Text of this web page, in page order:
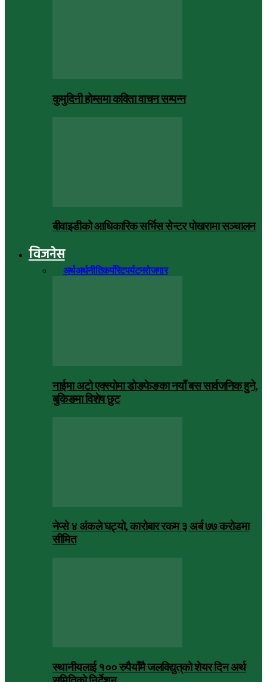
कुमुदिनी होम्समा कविता वाचन सम्पन्न
बीवाइडीको आधिकारिक सर्भिस सेन्टर पोखरामा सञ्चालन
विजनेस
अर्थअर्थनीतिकर्पोरेटपर्यटनरोजगार
नाईमा अटो एक्स्पोमा डोङफेङका नयाँ बस सार्वजनिक हुने,
बुकिङमा विशेष छुट
नेप्से ४ अंकले घट्यो, कारोबार रकम ३ अर्ब ७७ करोडमा
सीमित
स्थानीयलाई १०० रुपैयाँमै जलविद्युत्‌को शेयर दिन अर्थ